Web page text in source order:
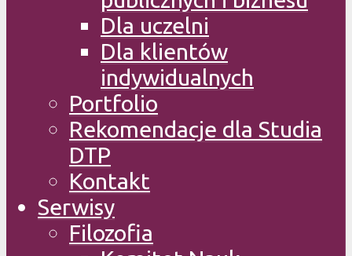
Dla uczelni
Dla klientów
indywidualnych
Portfolio
Rekomendacje dla Studia
DTP
Kontakt
Serwisy
Filozofia